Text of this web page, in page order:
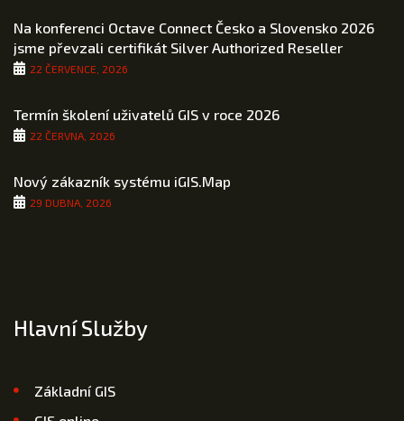
Na konferenci Octave Connect Česko a Slovensko 2026
jsme převzali certifikát Silver Authorized Reseller
22 ČERVENCE, 2026
Termín školení uživatelů GIS v roce 2026
22 ČERVNA, 2026
Nový zákazník systému iGIS.Map
29 DUBNA, 2026
Hlavní Služby
Základní GIS